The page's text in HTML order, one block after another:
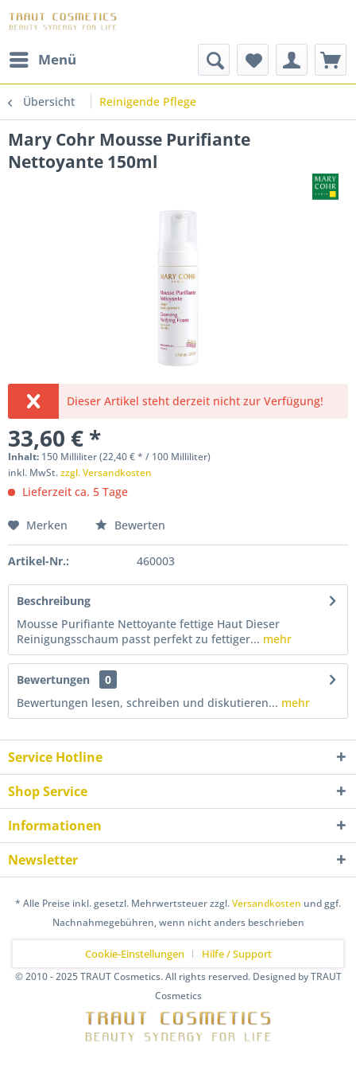
Menü
Übersicht Reinigende Pflege
Mary Cohr Mousse Purifiante
Nettoyante 150ml
Dieser Artikel steht derzeit nicht zur Verfügung!
33,60 € *
Inhalt: 150 Milliliter (22,40 € * / 100 Milliliter)
inkl. MwSt.zzgl. Versandkosten
Lieferzeit ca. 5 Tage
Merken Bewerten
Artikel-Nr.: 460003
Beschreibung
Mousse Purifiante Nettoyante fettige Haut Dieser
Reinigungsschaum passt perfekt zu fettiger... mehr
Bewertungen
0
Bewertungen lesen, schreiben und diskutieren... mehr
Service Hotline
Shop Service
Informationen
Newsletter
* Alle Preise inkl. gesetzl. Mehrwertsteuer zzgl.Versandkosten und ggf.
Nachnahmegebühren, wenn nicht anders beschrieben
Cookie-Einstellungen Hilfe / Support
© 2010 - 2025 TRAUT Cosmetics. All rights reserved. Designed by TRAUT
Cosmetics